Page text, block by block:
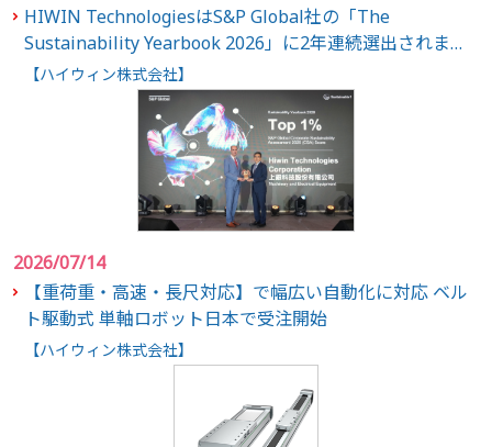
HIWIN TechnologiesはS&P Global社の「The
Sustainability Yearbook 2026」に2年連続選出されまし
た
【ハイウィン株式会社】
2026/07/14
【重荷重・高速・長尺対応】で幅広い自動化に対応 ベル
ト駆動式 単軸ロボット日本で受注開始
【ハイウィン株式会社】